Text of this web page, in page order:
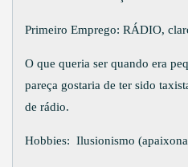
Primeiro Emprego: RÁDIO,
O que queria ser quando era
pareça gostaria de ter sido
de rádio.
Hobbies: Ilusionismo